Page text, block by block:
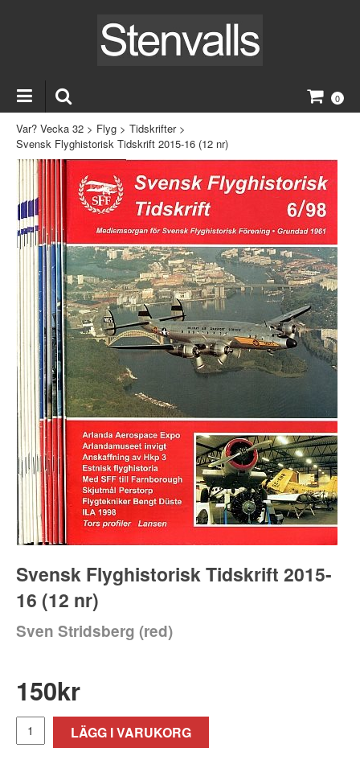
0
Var? Vecka 32 > Flyg > Tidskrifter>
Svensk Flyghistorisk Tidskrift 2015-16 (12 nr)
Svensk Flyghistorisk Tidskrift 2015-
16 (12 nr)
Sven Stridsberg (red)
150kr
LÄGG I VARUKORG